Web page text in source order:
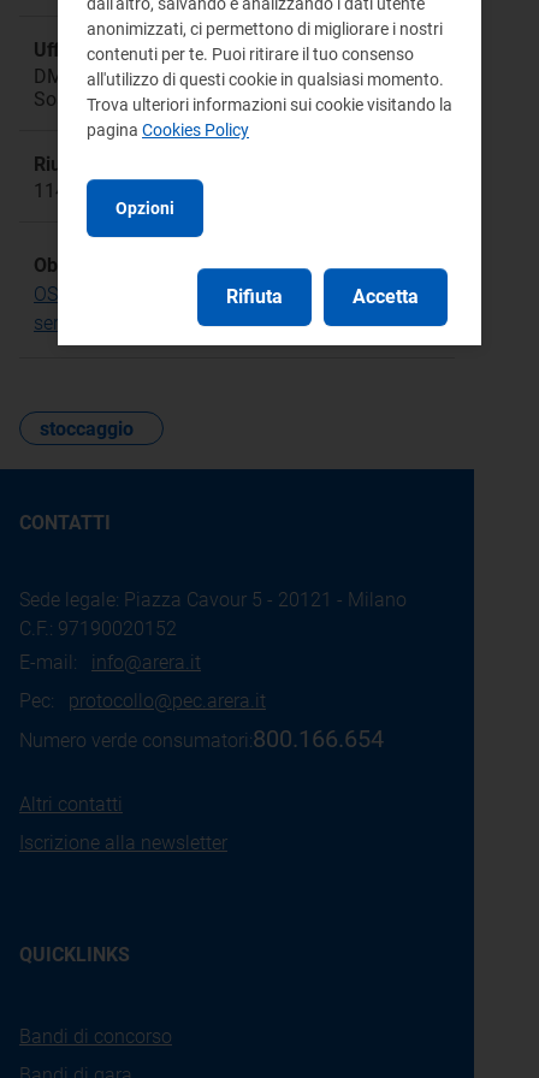
Ufficio responsabile:
DMEA Direzione Mercati Energia all'Ingrosso e
Sostenibilità Ambientale
Riunione:
1148
Obiettivo Strategico:
OS.20 Regolazione per obiettivi di spesa e di
servizio
stoccaggio
CONTATTI
Sede legale: Piazza Cavour 5 - 20121 - Milano
C.F.: 97190020152
E-mail: info@arera.it
Pec: protocollo@pec.arera.it
Numero verde consumatori:800.166.654
Altri contatti
Iscrizione alla newsletter
QUICKLINKS
Bandi di concorso
anonimizzati, ci permettono di migliorare i nostri
contenuti per te. Puoi ritirare il tuo consenso
all'utilizzo di questi cookie in qualsiasi momento.
Trova ulteriori informazioni sui cookie visitando la
pagina Cookies Policy
Opzioni
Rifiuta Accetta